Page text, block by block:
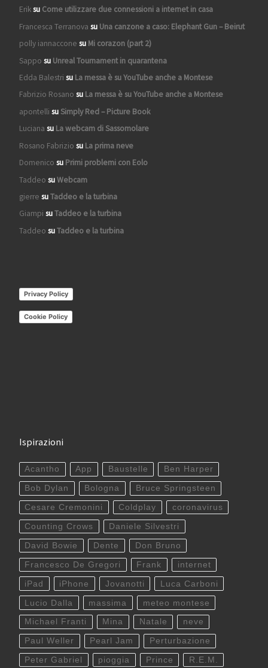
Eriksu Come utilizzare due connessioni a internet in casa
Francesca Terranova su Una canzone a caso: Elephant Gun – Beirut
polly iannaccone su Mi corazon (part 2)
Sappo su Unreal Tournament in quarantena
Edda Balestri su La messa è su YouTube anche a Montese
Fabrizio Rosano su La messa è su YouTube anche a Montese
apontelli suSimply Red – Picture Book
Luciana su La webcam di Sassomolare
Rosano Fabrizio su La prima neve
Domenico su Primi problemi con Eolo
Taddeo suWebcam
gierre suTaddeo e la turbina
Giampi suTaddeo e la turbina
Taddeo suTaddeo e la turbina
Privacy Policy
Cookie Policy
Ispirazioni
Acantho App Baustelle Ben Harper
Bob Dylan Bologna Bruce Springsteen
Cesare Cremonini Coldplay coronavirus
Counting Crows Daniele Silvestri
David Bowie Dente Don Bruno
Francesco De Gregori Frank internet
iPad iPhone Jovanotti Luca Carboni
Lucio Dalla massima meteo montese
Michael Franti Mina Natale neve
Paul Weller Pearl Jam Perturbazione
Peter Gabriel pioggia Prince R.E.M.